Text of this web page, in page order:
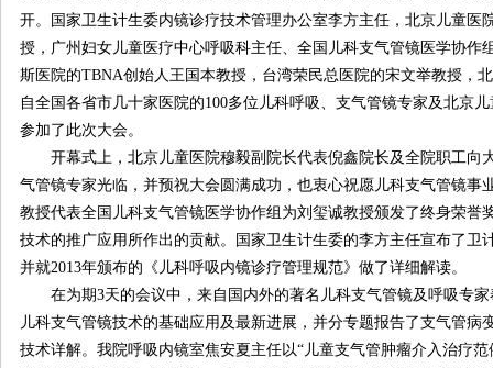
开。国家卫生计生委内镜诊疗技术管理办公室李方主任，北京儿童医
授，广州妇女儿童医疗中心呼吸科主任、全国儿科支气管镜医学协作
斯医院的TBNA创始人王国本教授，台湾荣民总医院的宋文举教授，
自全国各省市几十家医院的100多位儿科呼吸、支气管镜专家及北京
参加了此次大会。
开幕式上，北京儿童医院穆毅副院长代表倪鑫院长及全院职工向
气管镜专家光临，并预祝大会圆满成功，也衷心祝愿儿科支气管镜事
教授代表全国儿科支气管镜医学协作组为刘玺诚教授颁发了终身荣誉
技术的推广应用所作出的贡献。国家卫生计生委的李方主任宣布了卫
并就2013年颁布的《儿科呼吸内镜诊疗管理规范》做了详细解读。
在为期3天的会议中，来自国内外的著名儿科支气管镜及呼吸专家
儿科支气管镜技术的基础应用及最新进展，并分专题报告了支气管病
技术详解。我院呼吸内镜室焦安夏主任以“儿童支气管肿瘤介入治疗